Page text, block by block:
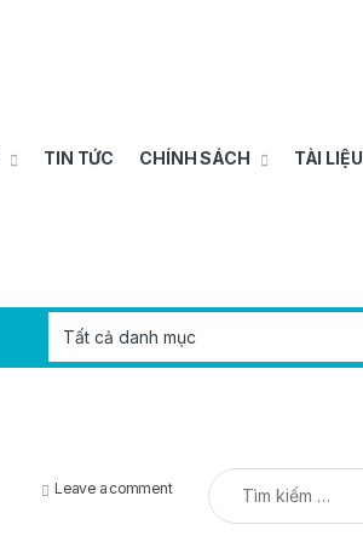
TIN TỨC CHÍNH SÁCH TÀI LIỆU
Leave a comment
Tìm kiếm cho: